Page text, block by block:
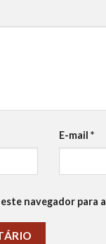
E-mail *
navegador para